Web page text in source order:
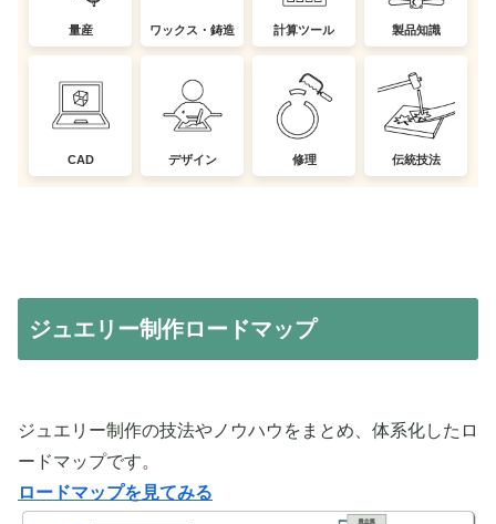
量産 ワックス・鋳造 計算ツール 製品知識
CAD デザイン 修理 伝統技法
ジュエリー制作ロードマップ
ジュエリー制作の技法やノウハウをまとめ、体系化したロ
ードマップです。
ロードマップを見てみる